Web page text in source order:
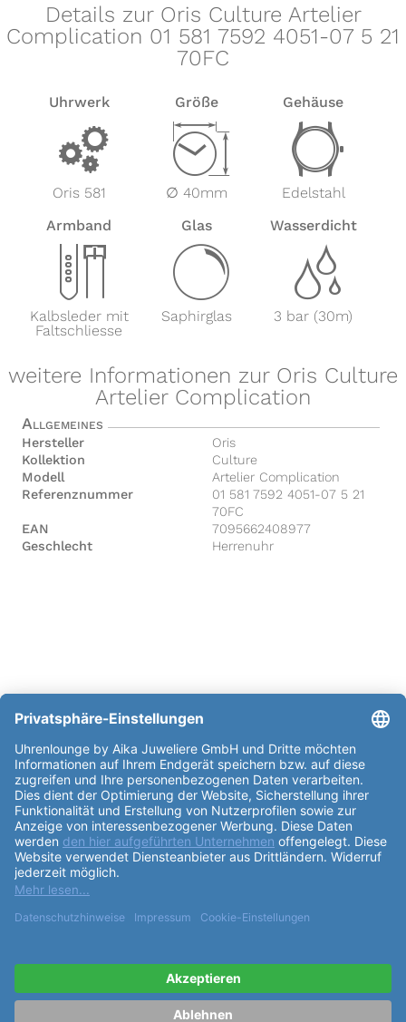
Details zur Oris Culture Artelier
Complication 01 581 7592 4051-07 5 21
70FC
Uhrwerk
v
Oris 581
Größe
Z
∅ 40mm
Gehäuse
w
Edelstahl
Armband
x
Kalbsleder mit
Faltschliesse
Glas
y
Saphirglas
Wasserdicht
z
3 bar (30m)
weitere Informationen zur Oris Culture
Artelier Complication
Allgemeines
Hersteller
Oris
Kollektion
Culture
Modell
Artelier Complication
Referenznummer
01 581 7592 4051-07 5 21
70FC
EAN
7095662408977
Geschlecht
Herrenuhr